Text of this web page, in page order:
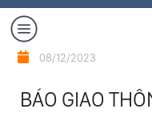
CÔNG
TY
THÀNH
Tin
nước
08/12/2023
BÁO GIAO